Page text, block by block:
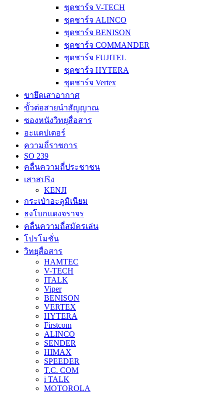
ชุดชาร์จ V-TECH
ชุดชาร์จ ALINCO
ชุดชาร์จ BENISON
ชุดชาร์จ COMMANDER
ชุดชาร์จ FUJITEL
ชุดชาร์จ HYTERA
ชุดชาร์จ Vertex
ขายึดเสาอากาศ
ขั้วต่อสายนำสัญญาณ
ซองหนังวิทยุสื่อสาร
อะแดปเตอร์
ความถี่ราชการ
SO 239
คลื่นความถี่ประชาชน
เสาสปริง
KENJI
กระเป๋าอะลูมิเนียม
ธงโบกแดงจราจร
คลื่นความถี่สมัครเล่น
โปรโมชั่น
วิทยุสื่อสาร
HAMTEC
V-TECH
ITALK
Viper
BENISON
VERTEX
HYTERA
Firstcom
ALINCO
SENDER
HIMAX
SPEEDER
T.C. COM
i TALK
MOTOROLA